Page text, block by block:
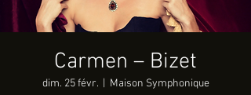
Carmen – Bizet
dim. 25 févr.
  |
Maison Symphonique